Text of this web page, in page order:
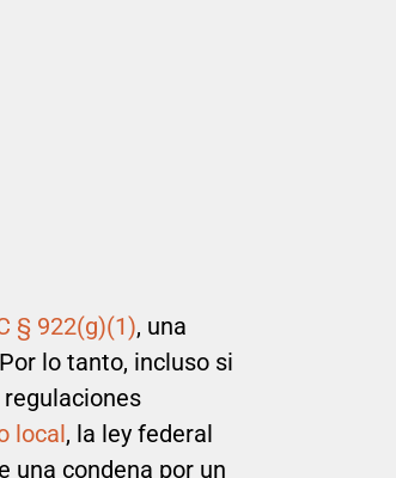
§ 922(g)(1), una
lo tanto, incluso si
local, la ley federal
una condena por un